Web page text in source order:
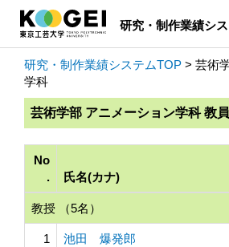
研究・制作業績シ
研究・制作業績システムTOP > 芸術
学科
芸術学部 アニメーション学科 教
No
.
氏名(カナ)
教授 （5名）
1
池田 爆発郎